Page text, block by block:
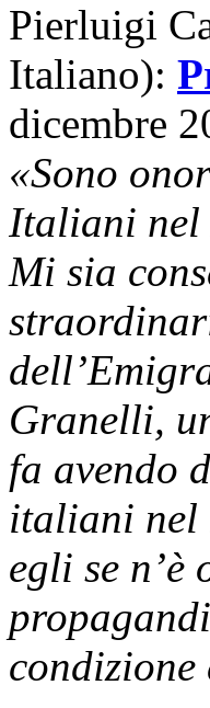
Pierluigi
Italiano):
dicembre
«Sono
Italiani nel
Mi sia
Granelli,
fa avendo
italiani nel
egli se n’è
condizione